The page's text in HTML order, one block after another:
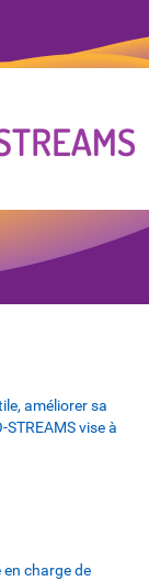
améliorer sa
vise à
charge de